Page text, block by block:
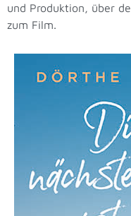
und Produktion, über
zum Film.